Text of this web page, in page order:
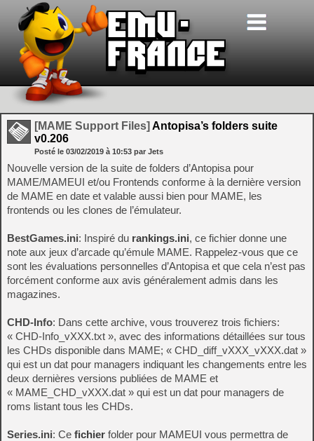
[MAME Support Files] Antopisa’s folders suite
v0.206
Posté le 03/02/2019 à 10:53 par Jets
Nouvelle version de la suite de folders d’Antopisa pour
MAME/MAMEUI et/ou Frontends conforme à la dernière version
de MAME en date et valable aussi bien pour MAME, les
frontends ou les clones de l’émulateur.
BestGames.ini: Inspiré du rankings.ini, ce fichier donne une
note aux jeux d’arcade qu’émule MAME. Rappelez-vous que ce
sont les évaluations personnelles d’Antopisa et que cela n’est pas
forcément conforme aux avis généralement admis dans les
magazines.
CHD-Info: Dans cette archive, vous trouverez trois fichiers:
« CHD-Info_vXXX.txt », avec des informations détaillées sur tous
les CHDs disponible dans MAME; « CHD_diff_vXXX_vXXX.dat »
qui est un dat pour managers indiquant les changements entre les
deux dernières versions publiées de MAME et
« MAME_CHD_vXXX.dat » qui est un dat pour managers de
roms listant tous les CHDs.
Series.ini: Ce fichier folder pour MAMEUI vous permettra de